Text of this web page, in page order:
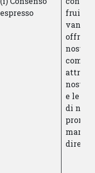
espresso
fruire
nostra
nostra
e le
di
diretto.